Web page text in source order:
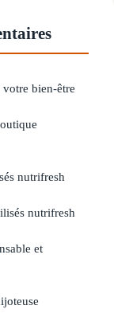
bien-être
nutrifresh
nutrifresh
et